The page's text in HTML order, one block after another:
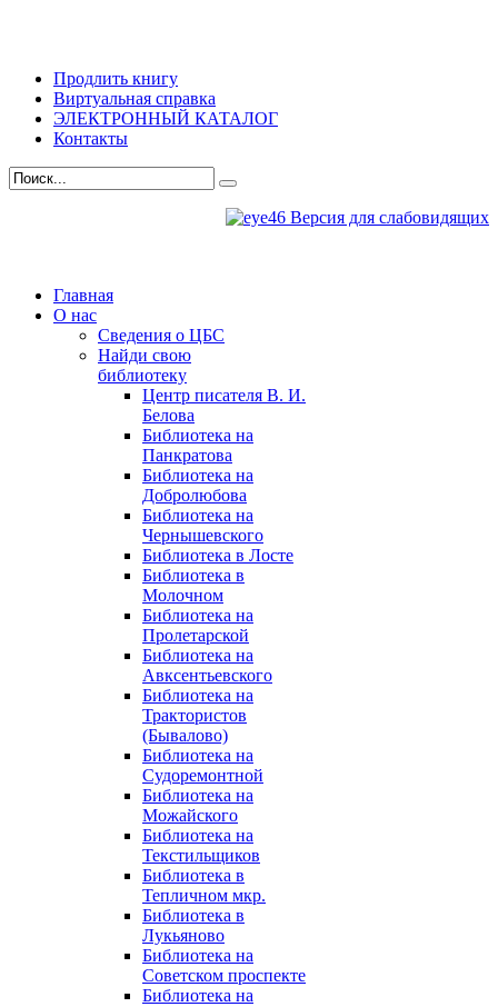
Продлить книгу
Виртуальная справка
ЭЛЕКТРОННЫЙ КАТАЛОГ
Контакты
Версия для слабовидящих
Главная
О нас
Сведения о ЦБС
Найди свою
библиотеку
Центр писателя В. И.
Белова
Библиотека на
Панкратова
Библиотека на
Добролюбова
Библиотека на
Чернышевского
Библиотека в Лосте
Библиотека в
Молочном
Библиотека на
Пролетарской
Библиотека на
Авксентьевского
Библиотека на
Трактористов
(Бывалово)
Библиотека на
Судоремонтной
Библиотека на
Можайского
Библиотека на
Текстильщиков
Библиотека в
Тепличном мкр.
Библиотека в
Лукьяново
Библиотека на
Советском проспекте
Библиотека на